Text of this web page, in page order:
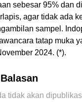
sebesar 95% dan
agar tidak ada
sampel.
tatap muka
2024. (*).
tidak akan